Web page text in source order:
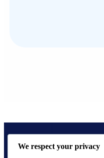
We respect your privacy